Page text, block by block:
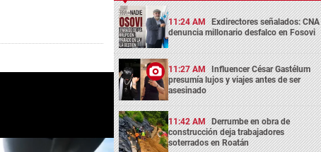
11:24 AM Exdirectores señalados: CNA
denuncia millonario desfalco en Fosovi
11:27 AM Influencer César Gastélum
presumía lujos y viajes antes de ser
asesinado
11:42 AM Derrumbe en obra de
construcción deja trabajadores
soterrados en Roatán